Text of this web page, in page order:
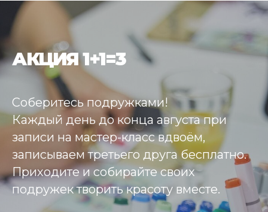
АКЦИЯ 1+1=3
Соберитесь подружками!
Каждый день до конца августапри
записи на мастер-класс вдвоём,
записываем третьего друга бесплатно.
Приходите и собирайте своих
подружек творить красоту вместе.